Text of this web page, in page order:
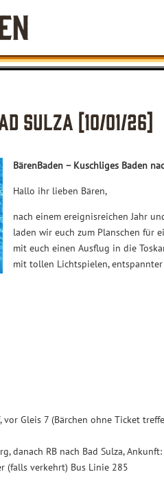
Sulza [10/01/26]
BärenBaden – Kuschliges Baden
Hallo ihr lieben Bären,
nach einem ereignisreichen Jahr
laden wir euch zum Planschen für
mit euch einen Ausflug in die
mit tollen Lichtspielen,
Gleis 7 (Bärchen ohne Ticket
danach RB nach Bad Sulza,
(falls verkehrt) Bus Linie 285